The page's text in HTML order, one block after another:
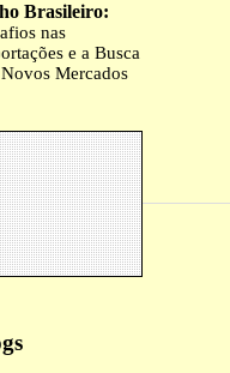
Brasileiro:
nas
e a Busca
Mercados